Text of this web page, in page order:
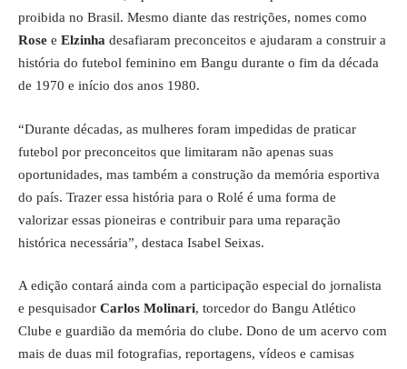
proibida no Brasil. Mesmo diante das restrições, nomes como
Rose e Elzinha desafiaram preconceitos e ajudaram a construir a
história do futebol feminino em Bangu durante o fim da década
de 1970 e início dos anos 1980.
“Durante décadas, as mulheres foram impedidas de praticar
futebol por preconceitos que limitaram não apenas suas
oportunidades, mas também a construção da memória esportiva
do país. Trazer essa história para o Rolé é uma forma de
valorizar essas pioneiras e contribuir para uma reparação
histórica necessária”, destaca Isabel Seixas.
A edição contará ainda com a participação especial do jornalista
e pesquisador Carlos Molinari, torcedor do Bangu Atlético
Clube e guardião da memória do clube. Dono de um acervo com
mais de duas mil fotografias, reportagens, vídeos e camisas